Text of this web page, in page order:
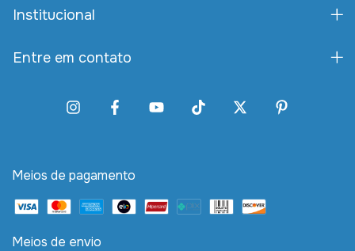
Institucional
Entre em contato
Meios de pagamento
Meios de envio